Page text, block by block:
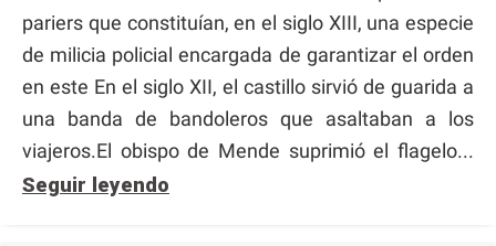
pariers que constituían, en el siglo XIII, una especie
de milicia policial encargada de garantizar el orden
en este En el siglo XII, el castillo sirvió de guarida a
una banda de bandoleros que asaltaban a los
viajeros.El obispo de Mende suprimió el flagelo...
Seguir leyendo